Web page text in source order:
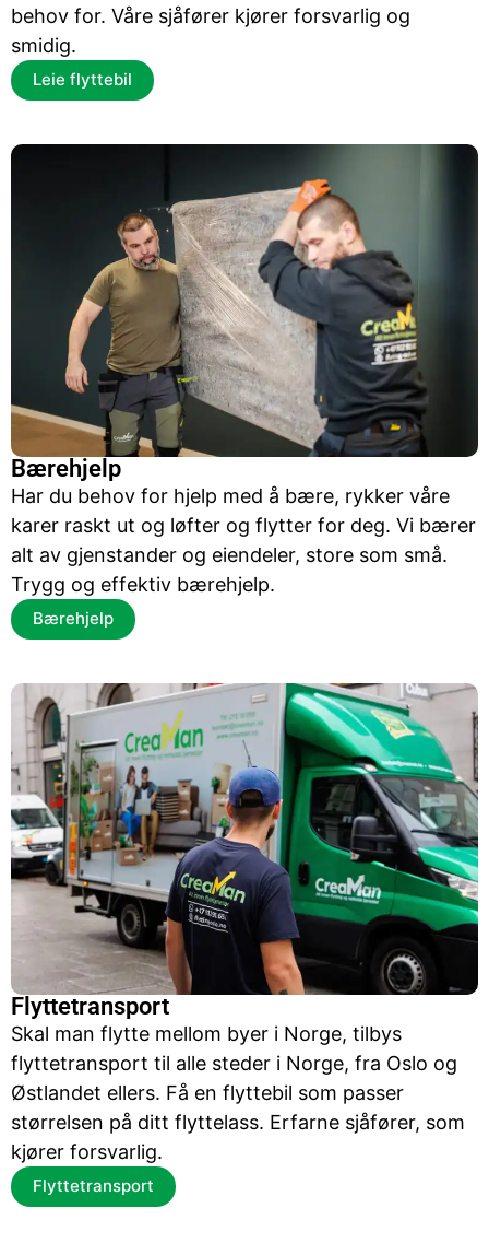
behov for. Våre sjåfører kjører forsvarlig og
smidig.
Leie flyttebil
Bærehjelp
Har du behov for hjelp med å bære, rykker våre
karer raskt ut og løfter og flytter for deg. Vi bærer
alt av gjenstander og eiendeler, store som små.
Trygg og effektiv bærehjelp.
Bærehjelp
Flyttetransport
Skal man flytte mellom byer i Norge, tilbys
flyttetransport til alle steder i Norge, fra Oslo og
Østlandet ellers. Få en flyttebil som passer
størrelsen på ditt flyttelass. Erfarne sjåfører, som
kjører forsvarlig.
Flyttetransport